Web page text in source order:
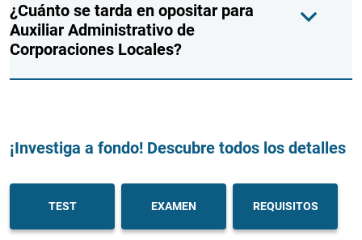
¿Cuánto se tarda en opositar para
Auxiliar Administrativo de
Corporaciones Locales?
¡Investiga a fondo! Descubre todos los detalles
TEST EXAMEN REQUISITOS